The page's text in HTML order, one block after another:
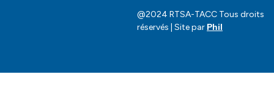
@2024 RTSA-TACC Tous droits
réservés | Site par Phil